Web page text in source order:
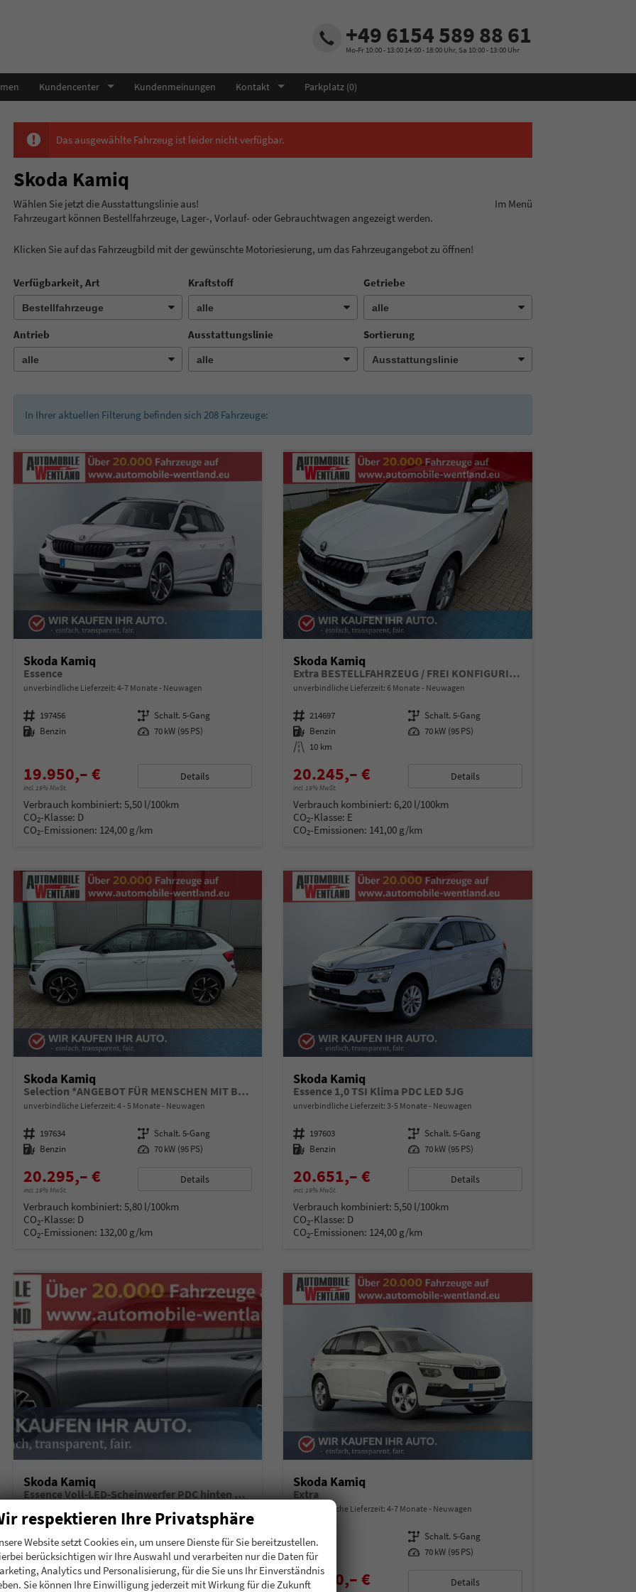
+49 6154 589 88 61
Mo-Fr 10:00 - 13:00 14:00 - 18:00 Uhr, Sa 10:00 - 13:00 Uhr
Kundencenter Kundenmeinungen Kontakt Parkplatz (0)
Das ausgewählte Fahrzeug ist leider nicht verfügbar.
Skoda Kamiq
Wählen Sie jetzt die Ausstattungslinie aus! Im Menü
Fahrzeugart können Bestellfahrzeuge, Lager-, Vorlauf- oder Gebrauchtwagen angezeigt werden.
Klicken Sie auf das Fahrzeugbild mit der gewünschte Motoriesierung, um das Fahrzeugangebot zu öffnen!
Verfügbarkeit, Art Kraftstoff Getriebe
Antrieb Ausstattungslinie Sortierung
In Ihrer aktuellen Filterung befinden sich 208Fahrzeuge:
Skoda Kamiq
Essence
unverbindliche Lieferzeit: 4-7 Monate Neuwagen
Fahrzeugnummer 197456 Getriebe Schalt. 5-Gang
Kraftstoff Benzin Leistung 70 kW (95 PS)
19.950,– €
incl. 19% MwSt.
Details
Verbrauch kombiniert: 5,50 l/100km
CO2-Klasse: D
CO2-Emissionen: 124,00 g/km
Skoda Kamiq
Extra BESTELLFAHRZEUG / FREI KONFIGURIERBAR
unverbindliche Lieferzeit:6 Monate Neuwagen
Fahrzeugnummer 214697 Getriebe Schalt. 5-Gang
Kraftstoff Benzin Leistung 70 kW (95 PS)
Kilometerstand 10 km
20.245,– €
incl. 19% MwSt.
Details
Verbrauch kombiniert: 6,20 l/100km
CO2-Klasse: E
CO2-Emissionen: 141,00 g/km
Skoda Kamiq
Selection *ANGEBOT FÜR MENSCHEN MIT BEHINDERUNG AB 50%! 1.0 TSI 95PS, Klimaanlage, Sitzheizung, Parksensoren hinten, LED-Scheinwerfer, Tempomat, Infotainment 8", Virtual Cockpit Nebelscheinwerfer, Dachreling
unverbindliche Lieferzeit: 4 - 5 Monate Neuwagen
Fahrzeugnummer 197634 Getriebe Schalt. 5-Gang
Kraftstoff Benzin Leistung 70 kW (95 PS)
20.295,– €
incl. 19% MwSt.
Details
Verbrauch kombiniert: 5,80 l/100km
CO2-Klasse: D
CO2-Emissionen: 132,00 g/km
Skoda Kamiq
Essence 1,0 TSI Klima PDC LED 5JG
unverbindliche Lieferzeit: 3-5 Monate Neuwagen
Fahrzeugnummer 197603 Getriebe Schalt. 5-Gang
Kraftstoff Benzin Leistung 70 kW (95 PS)
20.651,– €
incl. 19% MwSt.
Details
Verbrauch kombiniert:5,50 l/100km
CO2-Klasse: D
CO2-Emissionen: 124,00 g/km
Skoda Kamiq
Essence Voll-LED-Scheinwerfer PDC hinten Klima
Fahrzeugnummer 196911
Schalt. 5-Gang
Benzin 70 kW (95 PS)
20.780,– € Details
Skoda Kamiq
Extra
unverbindliche Lieferzeit: 4-7 Monate Neuwagen
Fahrzeugnummer Getriebe Schalt. 5-Gang
Kraftstoff Benzin Leistung 70 kW (95 PS)
20.850,– € Details
respektieren Ihre Privatsphäre
Website setzt Cookies ein, um unsere Dienste für Sie bereitzustellen.
berücksichtigen wir Ihre Auswahl und verarbeiten nur die Daten für
Analytics und Personalisierung, für die Sie uns Ihr Einverständnis
Sie können Ihre Einwilligung jederzeit mit Wirkung für die Zukunft